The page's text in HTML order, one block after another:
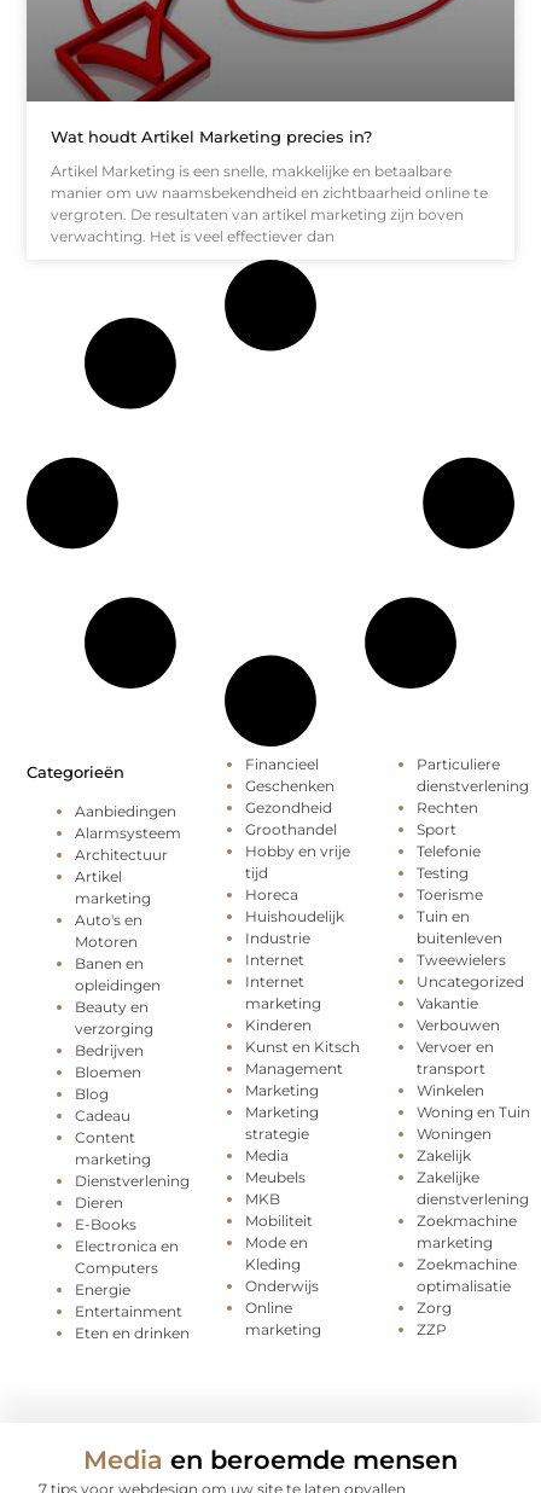
Wat houdt Artikel Marketing precies in?
Artikel Marketing is een snelle, makkelijke en betaalbare
manier om uw naamsbekendheid en zichtbaarheid online te
vergroten. De resultaten van artikel marketing zijn boven
verwachting. Het is veel effectiever dan
Categorieën
Aanbiedingen
Alarmsysteem
Architectuur
Artikel
marketing
Auto's en
Motoren
Banen en
opleidingen
Beauty en
verzorging
Bedrijven
Bloemen
Blog
Cadeau
Content
marketing
Dienstverlening
Dieren
E-Books
Electronica en
Computers
Energie
Entertainment
Eten en drinken
Financieel
Geschenken
Gezondheid
Groothandel
Hobby en vrije
tijd
Horeca
Huishoudelijk
Industrie
Internet
Internet
marketing
Kinderen
Kunst en Kitsch
Management
Marketing
Marketing
strategie
Media
Meubels
MKB
Mobiliteit
Mode en
Kleding
Onderwijs
Online
marketing
Particuliere
dienstverlening
Rechten
Sport
Telefonie
Testing
Toerisme
Tuin en
buitenleven
Tweewielers
Uncategorized
Vakantie
Verbouwen
Vervoer en
transport
Winkelen
Woning en Tuin
Woningen
Zakelijk
Zakelijke
dienstverlening
Zoekmachine
marketing
Zoekmachine
optimalisatie
Zorg
ZZP
Media en beroemde mensen
7 tips voor webdesign om uw site te laten opvallen